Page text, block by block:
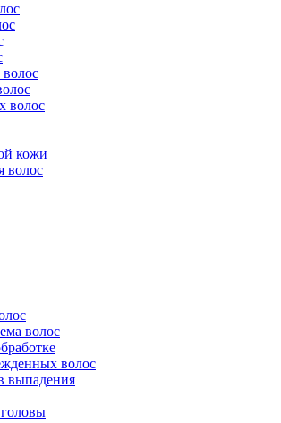
волос
кожи
волос
волос
волос
выпадения